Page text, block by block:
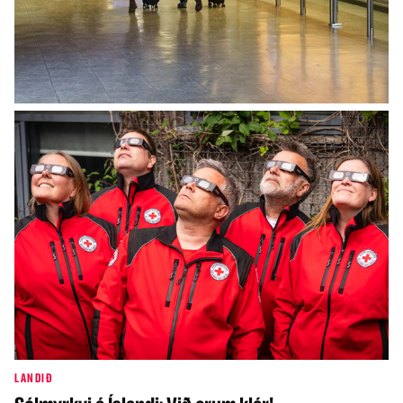
INNLENT
Breytingar í grunnskólum Íslands verða
innleiddar í tveimur áföngum
LANDIÐ